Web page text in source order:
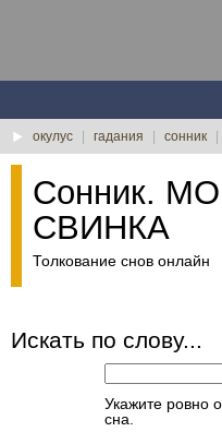
окулус гадания сонник
Сонник.
СВИНКА
Толкование снов онлайн
Искать по слову...
Укажите ровно
сна.